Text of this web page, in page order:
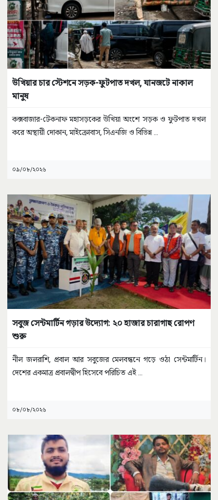
উখিয়ার চার স্টেশনে সড়ক-ফুটপাত দখল, যানজটে নাকাল
মানুষ
কক্সবাজার-টেকনাফ মহাসড়কের উখিয়া অংশে সড়ক ও ফুটপাত দখল
করে অস্থায়ী দোকান, মাইক্রোবাস, সিএনজি ও বিভিন্ন...
০৯/০৮/২০২৬
সবুজ সেন্টমার্টিন গড়ার উদ্যোগ: ২০ হাজার চারাগাছ রোপণ
শুরু
নীল জলরাশি, প্রবাল আর সবুজের মেলবন্ধনে গড়ে ওঠা সেন্টমার্টিন।
দেশের একমাত্র প্রবালদ্বীপ হিসেবে পরিচিত এই ...
০৮/০৮/২০২৬